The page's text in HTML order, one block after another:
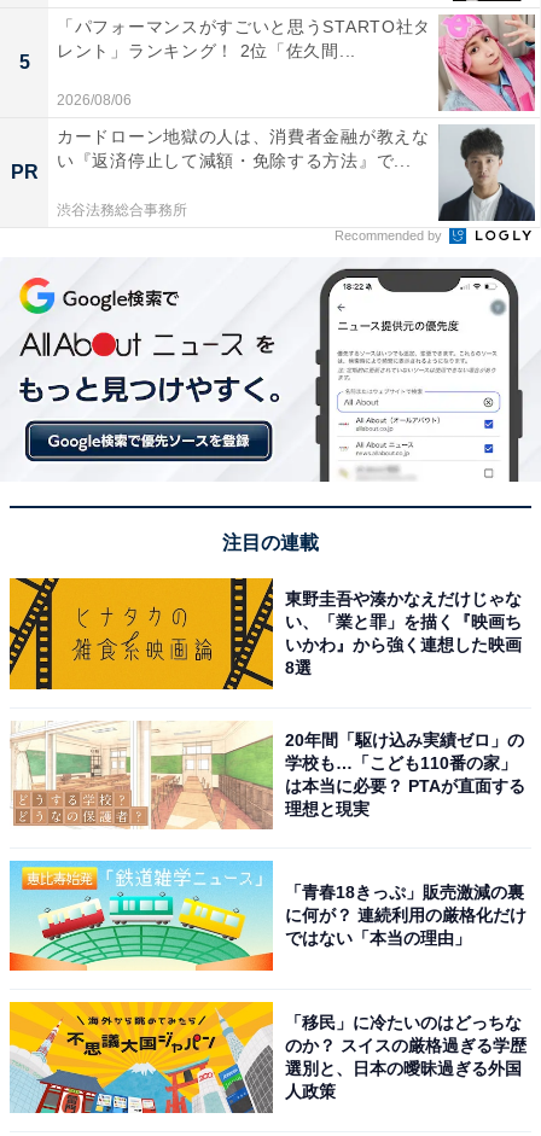
「研ぎ出し変わり塗り」という複雑な工程を経て作られ
る漆器です。特徴的な独特の模様と堅牢（けんろう）な
作りが魅力で、「馬鹿塗り」とも呼ばれるほど手間暇が
かかっています。その独特の美しさと東北地方を代表す
る漆器としての知名度が、圧倒的な支持を集めました。
回答者からは「同じ色や柄がないというのが魅力的でオ
リジナルな一品に出会えそうだから」（40代女性／大阪
府）、「漆器の渋い光沢と、独特の複雑な模様が現代の
和風インテリアにも合いそうで、実用的な器として使っ
てみたいと感じたため」（30代男性／東京都）、「きれ
いな漆塗りで重厚感があり、使いたいと思った」（30代
女性／新潟県）といった声が集まりました。
※回答者からのコメントは原文ママです
次ページ 3位までのランキング結果を見る
こちらもおすすめ
好き＆買ってみたい「秋田県の伝統工芸品」ラ
5
「パフォーマンスがすごいと思うSTARTO社タ
レント」ランキング！ 2位「佐久間...
2026/08/06
PR
カードローン地獄の人は、消費者金融が教えな
い『返済停止して減額・免除する方法』で...
渋谷法務総合事務所
Recommended by
注目の連載
東野圭吾や湊かなえだけじゃな
い、「業と罪」を描く『映画ち
いかわ』から強く連想した映画
8選
20年間「駆け込み実績ゼロ」の
学校も…「こども110番の家」
は本当に必要？ PTAが直面する
理想と現実
「青春18きっぷ」販売激減の裏
に何が？ 連続利用の厳格化だけ
ではない「本当の理由」
「移民」に冷たいのはどっちな
のか？ スイスの厳格過ぎる学歴
選別と、日本の曖昧過ぎる外国
人政策